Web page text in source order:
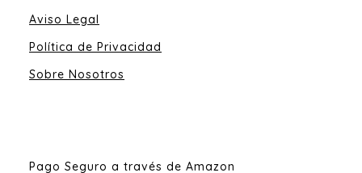
Aviso Legal
Política de Privacidad
Sobre Nosotros
Pago Seguro a través de Amazon